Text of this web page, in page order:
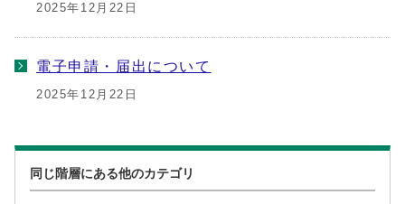
2025年12月22日
電子申請・届出について
2025年12月22日
同じ階層にある他のカテゴリ